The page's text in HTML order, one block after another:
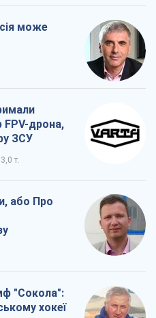
може
FPV-дрона,
ЗСУ
3,0 т.
або Про
"Сокола":
хокеї